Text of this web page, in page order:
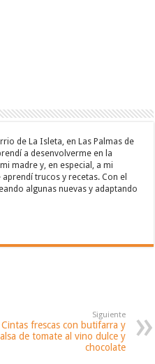
de La Isleta, en Las Palmas de
a desenvolverme en la
madre y, en especial, a mi
aprendí trucos y recetas. Con el
algunas nuevas y adaptando
Siguiente
Cintas frescas con butifarra y
de tomate al vino dulce y
chocolate